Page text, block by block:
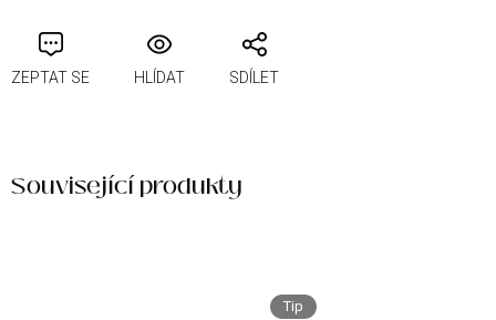
ZEPTAT SE HLÍDAT SDÍLET
Související produkty
Tip